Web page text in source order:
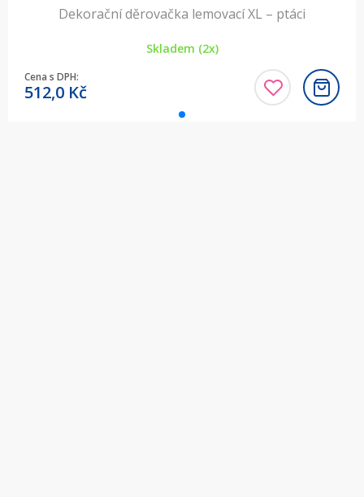
Dekorační děrovačka lemovací XL – ptáci
Skladem (2x)
Cena s DPH:
512,0 Kč